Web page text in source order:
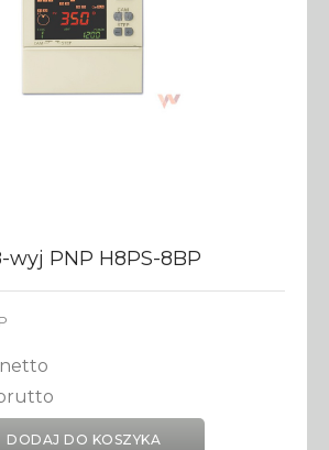
wyj PNP H8PS-8BP
netto
DODAJ DO KOSZYKA